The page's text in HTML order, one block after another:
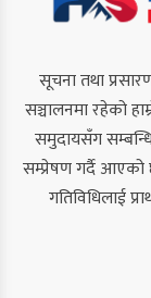
सूचना तथा
सञ्चालनमा रहेको
समुदायसँग
सम्प्रेषण गर्दै आएको
गतिविधिलाई